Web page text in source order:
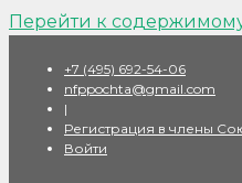
Перейти к
+7 (495) 692-54-06
nfppochta@gmail.com
|
Регистрация в члены
Войти